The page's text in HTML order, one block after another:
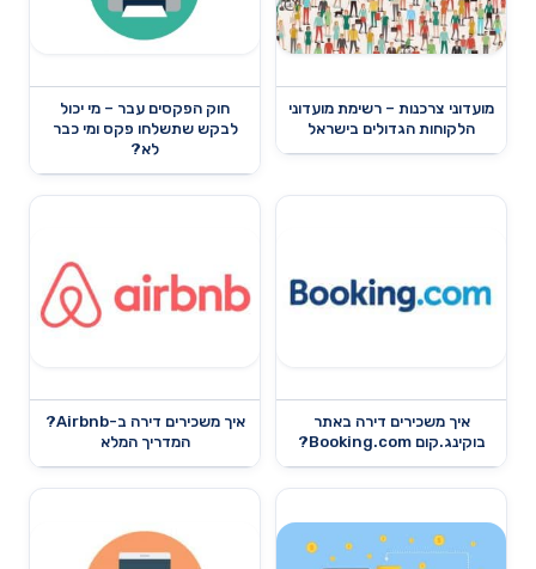
מועדוני צרכנות – רשימת מועדוני
הלקוחות הגדולים בישראל
חוק הפקסים עבר – מי יכול
לבקש שתשלחו פקס ומי כבר
לא?
איך משכירים דירה באתר
בוקינג.קום Booking.com?
איך משכירים דירה ב-Airbnb?
המדריך המלא